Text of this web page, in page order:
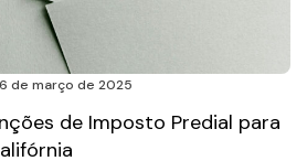
de março de 2025
de Imposto Predial para